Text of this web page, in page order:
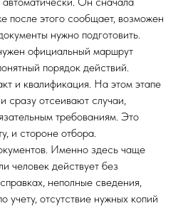
после этого сообщает, возможен
нужно подготовить.
официальный маршрут
порядок действий.
и квалификация. На этом этапе
сразу отсеивают случаи,
требованиям. Это
и стороне отбора.
Именно здесь чаще
человек действует без
неполные сведения,
учету, отсутствие нужных копий